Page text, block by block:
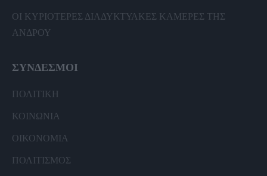
ΟΙ ΚΥΡΙΟΤΕΡΕΣ ΔΙΑΔΥΚΤΥΑΚΕΣ ΚΑΜΕΡΕΣ ΤΗΣ
ΑΝΔΡΟΥ
ΣΥΝΔΕΣΜΟΙ
ΠΟΛΙΤΙΚΗ
ΚΟΙΝΩΝΙΑ
ΟΙΚΟΝΟΜΙΑ
ΠΟΛΙΤΙΣΜΟΣ